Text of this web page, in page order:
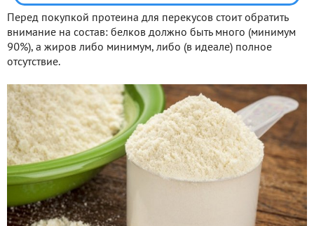
Перед покупкой протеина для перекусов стоит обратить
внимание на состав: белков должно быть много (минимум
90%), а жиров либо минимум, либо (в идеале) полное
отсутствие.